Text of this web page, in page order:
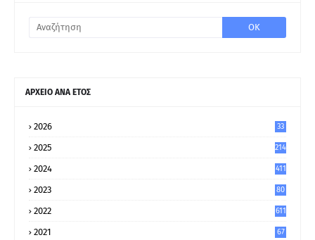
ΑΡΧΕΙΟ ΑΝΑ ΕΤΟΣ
2026 33
2025 214
2024 411
2023
80
2022 611
2021
67